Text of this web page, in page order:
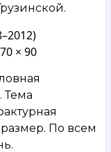
× 90
Тема
По всем